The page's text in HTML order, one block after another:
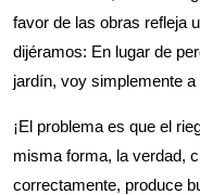
favor de las obras refleja
dijéramos: En lugar de
jardín, voy simplemente
¡El problema es que el
misma forma, la verdad,
correctamente, produce